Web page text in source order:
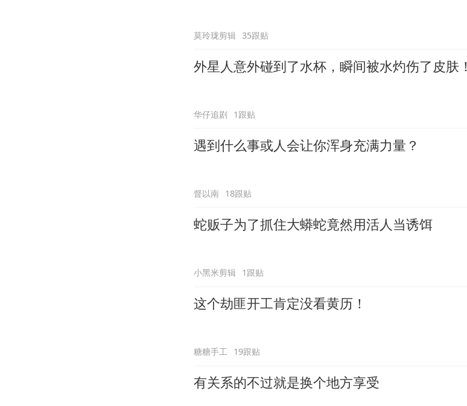
莫玲珑剪辑 35跟贴
外星人意外碰到了水杯，瞬间被水灼伤了皮肤！
华仔追剧 1跟贴
遇到什么事或人会让你浑身充满力量？
督以南 18跟贴
蛇贩子为了抓住大蟒蛇竟然用活人当诱饵
小黑米剪辑 1跟贴
这个劫匪开工肯定没看黄历！
糖糖手工 19跟贴
有关系的不过就是换个地方享受